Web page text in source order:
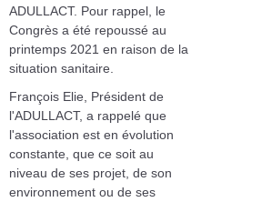
ADULLACT. Pour rappel, le
Congrès a été repoussé au
printemps 2021 en raison de la
situation sanitaire.
François Elie, Président de
l'ADULLACT, a rappelé que
l'association est en évolution
constante, que ce soit au
niveau de ses projet, de son
environnement ou de ses